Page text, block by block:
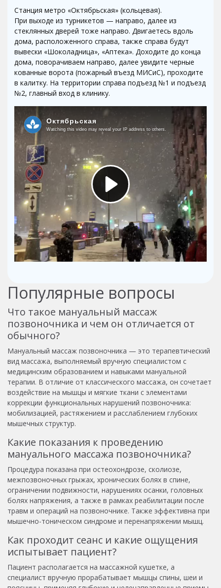
Станция метро «Октябрьская» (кольцевая).
При выходе из турникетов — направо, далее из
стеклянных дверей тоже направо. Двигаетесь вдоль
дома, расположенного справа, также справа будут
вывески «Шоколадница», «Аптека». Доходите до конца
дома, поворачиваем направо, далее увидите черные
кованные ворота (пожарный въезд МИСиС), проходите
в калитку. На территории справа подъезд №1 и подъезд
№2, главный вход в клинику.
Популярные вопросы
Что такое мануальный массаж
позвоночника и чем он отличается от
обычного?
Мануальный массаж позвоночника — это терапевтический
вид массажа, выполняемый вручную специалистом с
медицинским образованием и навыками мануальной
терапии. В отличие от классического массажа, он сочетает
воздействие на мышцы и мягкие ткани с элементами
коррекции функциональных нарушений позвоночника:
мобилизацией, растяжением и расслаблением глубоких
мышечных структур.
Какие показания к проведению
мануального массажа позвоночника?
Процедура показана при остеохондрозе, сколиозе,
межпозвоночных грыжах, хронических болях в спине,
ограничении подвижности, нарушениях осанки, головных
болях напряжения, а также в рамках реабилитации после
травм и операций на позвоночнике. Также эффективна при
мышечно-тоническом синдроме и перенапряжении мышц.
Как проходит сеанс и какие ощущения
испытывает пациент?
Пациент располагается на массажной кушетке, а
специалист вручную прорабатывает мышцы спины, шеи и